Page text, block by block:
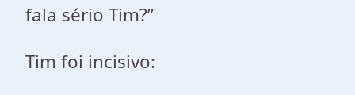
fala sério Tim?”
Tim foi incisivo: